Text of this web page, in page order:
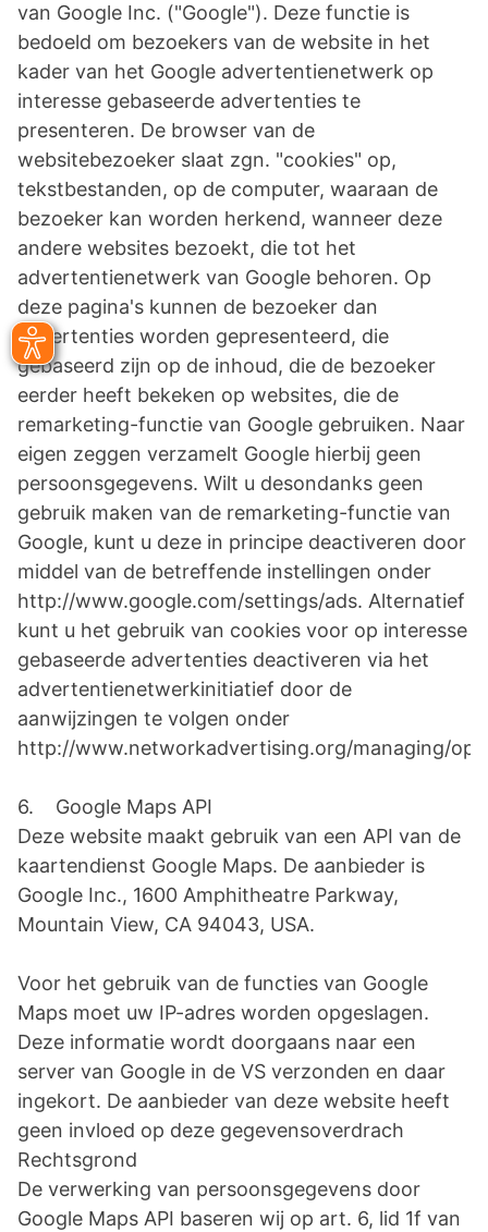
van Google Inc. ("Google"). Deze functie is
bedoeld om bezoekers van de website in het
kader van het Google advertentienetwerk op
interesse gebaseerde advertenties te
presenteren. De browser van de
websitebezoeker slaat zgn. "cookies" op,
tekstbestanden, op de computer, waaraan de
bezoeker kan worden herkend, wanneer deze
andere websites bezoekt, die tot het
advertentienetwerk van Google behoren. Op
deze pagina's kunnen de bezoeker dan
advertenties worden gepresenteerd, die
gebaseerd zijn op de inhoud, die de bezoeker
eerder heeft bekeken op websites, die de
remarketing-functie van Google gebruiken. Naar
eigen zeggen verzamelt Google hierbij geen
persoonsgegevens. Wilt u desondanks geen
gebruik maken van de remarketing-functie van
Google, kunt u deze in principe deactiveren door
middel van de betreffende instellingen onder
http://www.google.com/settings/ads. Alternatief
kunt u het gebruik van cookies voor op interesse
gebaseerde advertenties deactiveren via het
advertentienetwerkinitiatief door de
aanwijzingen te volgen onder
http://www.networkadvertising.org/managing/
6. Google Maps API
Deze website maakt gebruik van een API van de
kaartendienst Google Maps. De aanbieder is
Google Inc., 1600 Amphitheatre Parkway,
Mountain View, CA 94043, USA.
Voor het gebruik van de functies van Google
Maps moet uw IP-adres worden opgeslagen.
Deze informatie wordt doorgaans naar een
server van Google in de VS verzonden en daar
ingekort. De aanbieder van deze website heeft
geen invloed op deze gegevensoverdrach
Rechtsgrond
De verwerking van persoonsgegevens door
Google Maps API baseren wij op art. 6, lid 1f van